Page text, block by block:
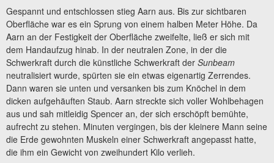
Gespannt und entschlossen stieg Aarn aus. Bis zur sichtbaren
Oberfläche war es ein Sprung von einem halben Meter Höhe. Da
Aarn an der Festigkeit der Oberfläche zweifelte, ließ er sich mit
dem Handaufzug hinab. In der neutralen Zone, in der die
Schwerkraft durch die künstliche Schwerkraft der Sunbeam
neutralisiert wurde, spürten sie ein etwas eigenartig Zerrendes.
Dann waren sie unten und versanken bis zum Knöchel in dem
dicken aufgehäuften Staub. Aarn streckte sich voller Wohlbehagen
aus und sah mitleidig Spencer an, der sich erschöpft bemühte,
aufrecht zu stehen. Minuten vergingen, bis der kleinere Mann seine
die Erde gewohnten Muskeln einer Schwerkraft angepasst hatte,
die ihm ein Gewicht von zweihundert Kilo verlieh.